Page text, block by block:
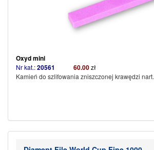
Oxyd mini
Nr kat.:20561 60.00zł
Kamień do szlifowania zniszczonej krawędzi nart.